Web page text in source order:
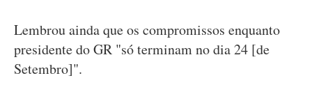
Lembrou ainda que os compromissos enquanto
presidente do GR "só terminam no dia 24 [de
Setembro]".